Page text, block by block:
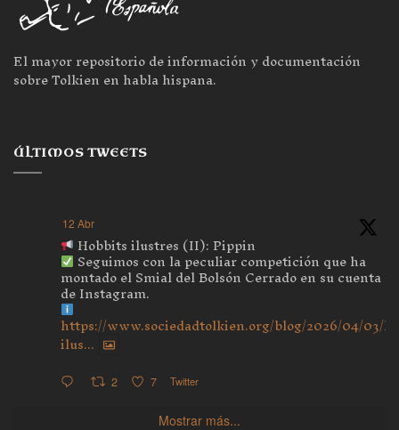
El mayor repositorio de información y documentación
sobre Tolkien en habla hispana.
ÚLTIMOS TWEETS
12 Abr
Hobbits ilustres (II): Pippin
Seguimos con la peculiar competición que ha
montado el Smial del Bolsón Cerrado en su cuenta
de Instagram.
https://www.sociedadtolkien.org/blog/2026/04/03/
ilus...
2 7 Twitter
Mostrar más...